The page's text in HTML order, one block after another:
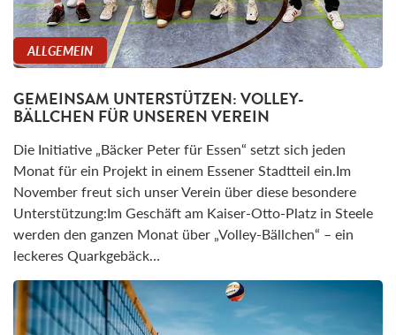
ALLGEMEIN
GEMEINSAM UNTERSTÜTZEN: VOLLEY-
BÄLLCHEN FÜR UNSEREN VEREIN
Die Initiative „Bäcker Peter für Essen“ setzt sich jeden
Monat für ein Projekt in einem Essener Stadtteil ein.Im
November freut sich unser Verein über diese besondere
Unterstützung:Im Geschäft am Kaiser-Otto-Platz in Steele
werden den ganzen Monat über „Volley-Bällchen“ – ein
leckeres Quarkgebäck…